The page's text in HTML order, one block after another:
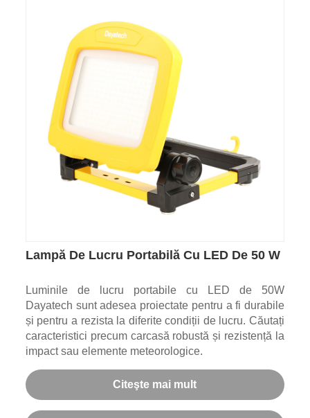
Lampă De Lucru Portabilă Cu LED De 50 W
Luminile de lucru portabile cu LED de 50W
Dayatech sunt adesea proiectate pentru a fi durabile
și pentru a rezista la diferite condiții de lucru. Căutați
caracteristici precum carcasă robustă și rezistență la
impact sau elemente meteorologice.
Citeşte mai mult